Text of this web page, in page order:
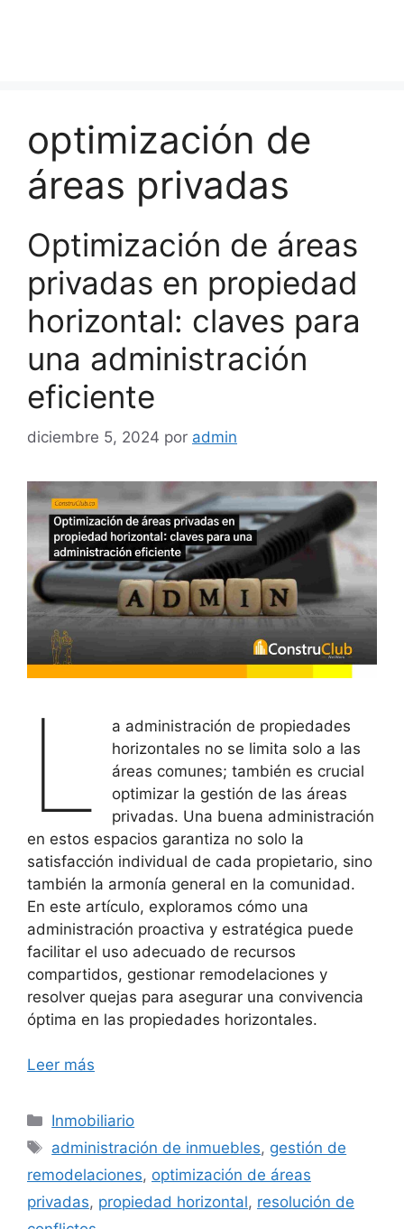
optimización de
áreas privadas
Optimización de áreas
privadas en propiedad
horizontal: claves para
una administración
eficiente
diciembre 5, 2024 por admin
L
a administración de propiedades
horizontales no se limita solo a las
áreas comunes; también es crucial
optimizar la gestión de las áreas
privadas. Una buena administración
en estos espacios garantiza no solo la
satisfacción individual de cada propietario, sino
también la armonía general en la comunidad.
En este artículo, exploramos cómo una
administración proactiva y estratégica puede
facilitar el uso adecuado de recursos
compartidos, gestionar remodelaciones y
resolver quejas para asegurar una convivencia
óptima en las propiedades horizontales.
Leer más
Categorías
Inmobiliario
Etiquetas
administración de inmuebles, gestión de
remodelaciones, optimización de áreas
privadas, propiedad horizontal, resolución de